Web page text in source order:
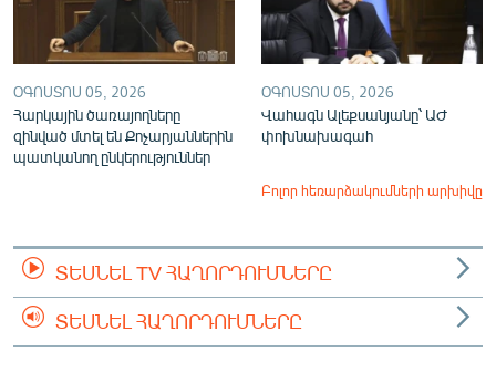
ՕԳՈՍՏՈՍ 05, 2026
Հարկային ծառայողները
զինված մտել են Քոչարյաններին
պատկանող ընկերություններ
ՕԳՈՍՏՈՍ 05, 2026
Վահագն Ալեքսանյանը՝ ԱԺ
փոխնախագահ
Բոլոր հեռարձակումների արխիվը
ՏԵՍՆԵԼ TV ՀԱՂՈՐԴՈՒՄՆԵՐԸ
ՏԵՍՆԵԼ ՀԱՂՈՐԴՈՒՄՆԵՐԸ